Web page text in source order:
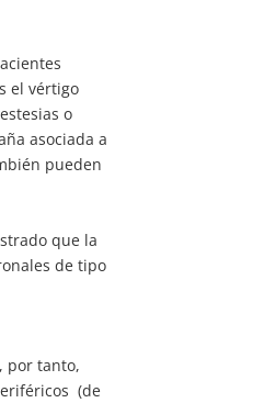
el vértigo
o
asociada a
pueden
que la
de tipo
por tanto,
(de